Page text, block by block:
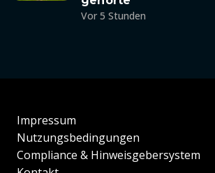
Vor 5 Stunden
Impressum
Nutzungsbedingungen
Compliance & Hinweisgebersystem